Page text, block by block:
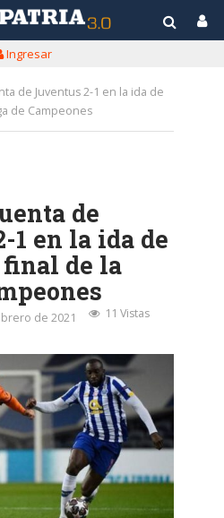
Ingresar
de Juventus 2-1 en la ida de
de Campeones
de
1 en la ida de
final de la
de 2021 11 Vistas